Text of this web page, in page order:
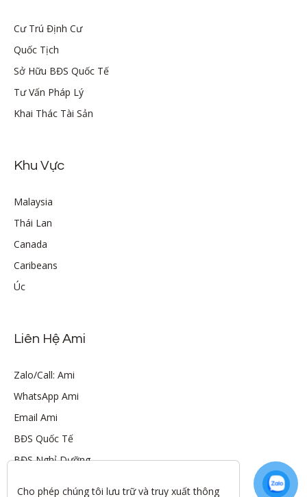
Cư Trú Định Cư
Quốc Tịch
Sở Hữu BĐS Quốc Tế
Tư Vấn Pháp Lý
Khai Thác Tài Sản
Khu Vực
Malaysia
Thái Lan
Canada
Caribeans
Úc
Liên Hệ Ami
Zalo/Call: Ami
WhatsApp Ami
Email Ami
BĐS Quốc Tế
BĐS Nghỉ Dưỡng
Cho phép chúng tôi lưu trữ và truy xuất thông